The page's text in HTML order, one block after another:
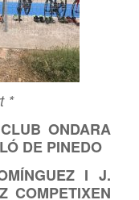
*
ONDARA
DE PINEDO
I J.
COMPETIXEN